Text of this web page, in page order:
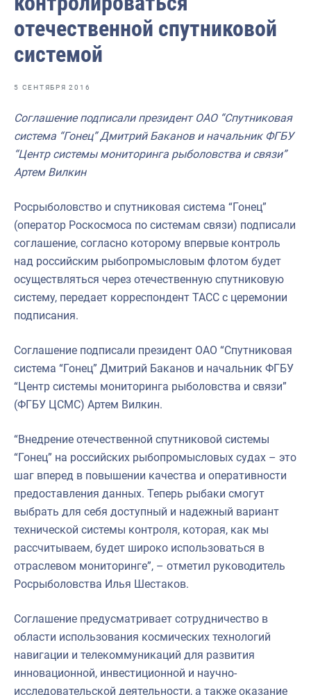
Отраслевые СМИ
Выставки и конференции
Научно-практическая литература
Рыбоохрана России
Отрасль в цифрах
Инфографика
Большая африканская экспедиция
События в России и мире
отечественной спутниковой
системой
5 СЕНТЯБРЯ 2016
Соглашение подписали президент ОАО “Спутниковая
система “Гонец” Дмитрий Баканов и начальник ФГБУ
“Центр системы мониторинга рыболовства и связи”
Артем Вилкин
Росрыболовство и спутниковая система “Гонец”
(оператор Роскосмоса по системам связи) подписали
соглашение, согласно которому впервые контроль
над российским рыбопромысловым флотом будет
осуществляться через отечественную спутниковую
систему, передает корреспондент ТАСС с церемонии
подписания.
Соглашение подписали президент ОАО “Спутниковая
система “Гонец” Дмитрий Баканов и начальник ФГБУ
“Центр системы мониторинга рыболовства и связи”
(ФГБУ ЦСМС) Артем Вилкин.
“Внедрение отечественной спутниковой системы
“Гонец” на российских рыбопромысловых судах – это
шаг вперед в повышении качества и оперативности
предоставления данных. Теперь рыбаки смогут
выбрать для себя доступный и надежный вариант
технической системы контроля, которая, как мы
рассчитываем, будет широко использоваться в
отраслевом мониторинге”, – отметил руководитель
Росрыболовства Илья Шестаков.
Соглашение предусматривает сотрудничество в
области использования космических технологий
навигации и телекоммуникаций для развития
инновационной, инвестиционной и научно-
исследовательской деятельности, а также оказание